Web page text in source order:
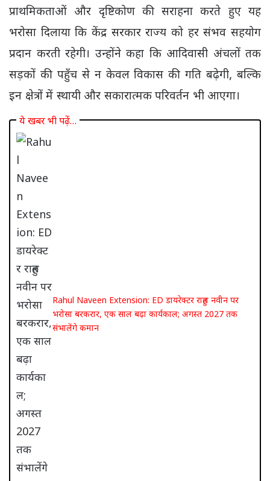
प्राथमिकताओं और दृष्टिकोण की सराहना करते हुए यह
भरोसा दिलाया कि केंद्र सरकार राज्य को हर संभव सहयोग
प्रदान करती रहेगी। उन्होंने कहा कि आदिवासी अंचलों तक
सड़कों की पहुँच से न केवल विकास की गति बढ़ेगी, बल्कि
इन क्षेत्रों में स्थायी और सकारात्मक परिवर्तन भी आएगा।
ये खबर भी पढ़ें…
Rahul Naveen Extension: ED डायरेक्टर राहुल नवीन पर
भरोसा बरकरार, एक साल बढ़ा कार्यकाल; अगस्त 2027 तक
संभालेंगे कमान